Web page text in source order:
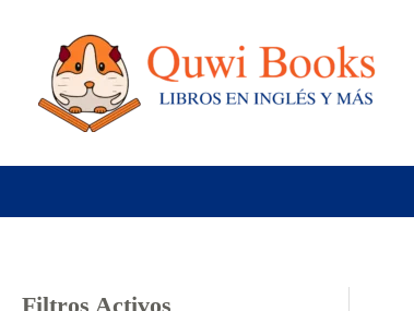
contenido
Filtros Activos